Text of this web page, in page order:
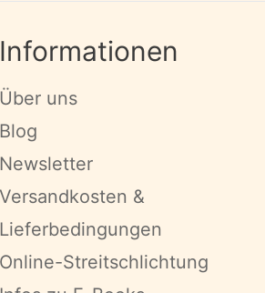
Informationen
Über uns
Blog
Newsletter
Versandkosten &
Lieferbedingungen
Online-Streitschlichtung